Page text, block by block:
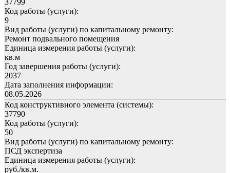
Код работы (услуги):
9
Вид работы (услуги) по капитальному ремонту:
Ремонт подвального помещения
Единица измерения работы (услуги):
кв.м
Год завершения работы (услуги):
2037
Дата заполнения информации:
08.05.2026
Код конструктивного элемента (системы):
37790
Код работы (услуги):
50
Вид работы (услуги) по капитальному ремонту:
ПСД экспертиза
Единица измерения работы (услуги):
руб./кв.м.